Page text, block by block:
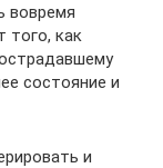
вовремя
того, как
состояние и
и